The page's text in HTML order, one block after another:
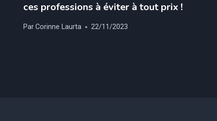
ces professions à éviter à tout prix !
ParCorinne Laurta 22/11/2023